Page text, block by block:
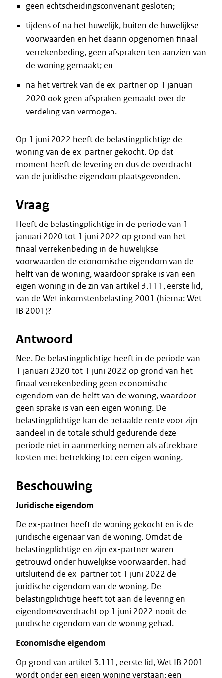
geen echtscheidingsconvenant gesloten;
tijdens of na het huwelijk, buiten de huwelijkse
voorwaarden en het daarin opgenomen finaal
verrekenbeding, geen afspraken ten aanzien van
de woning gemaakt; en
na het vertrek van de ex-partner op 1 januari
2020 ook geen afspraken gemaakt over de
verdeling van vermogen.
Op 1 juni 2022 heeft de belastingplichtige de
woning van de ex-partner gekocht. Op dat
moment heeft de levering en dus de overdracht
van de juridische eigendom plaatsgevonden.
Vraag
Heeft de belastingplichtige in de periode van 1
januari 2020 tot 1 juni 2022 op grond van het
finaal verrekenbeding in de huwelijkse
voorwaarden de economische eigendom van de
helft van de woning, waardoor sprake is van een
eigen woning in de zin van artikel 3.111, eerste lid,
van de Wet inkomstenbelasting 2001 (hierna: Wet
IB 2001)?
Antwoord
Nee. De belastingplichtige heeft in de periode van
1 januari 2020 tot 1 juni 2022 op grond van het
finaal verrekenbeding geen economische
eigendom van de helft van de woning, waardoor
geen sprake is van een eigen woning. De
belastingplichtige kan de betaalde rente voor zijn
aandeel in de totale schuld gedurende deze
periode niet in aanmerking nemen als aftrekbare
kosten met betrekking tot een eigen woning.
Beschouwing
Juridische eigendom
De ex-partner heeft de woning gekocht en is de
juridische eigenaar van de woning. Omdat de
belastingplichtige en zijn ex-partner waren
getrouwd onder huwelijkse voorwaarden, had
uitsluitend de ex-partner tot 1 juni 2022 de
juridische eigendom van de woning. De
belastingplichtige heeft tot aan de levering en
eigendomsoverdracht op 1 juni 2022 nooit de
juridische eigendom van de woning gehad.
Economische eigendom
Op grond van artikel 3.111, eerste lid, Wet IB 2001
wordt onder een eigen woning verstaan: een